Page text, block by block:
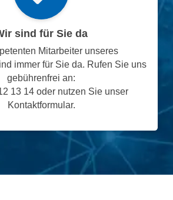
sind für Sie da
Mitarbeiter unseres
immer für Sie da. Rufen Sie uns
gebührenfrei an:
13 14 oder nutzen Sie unser
Kontaktformular.